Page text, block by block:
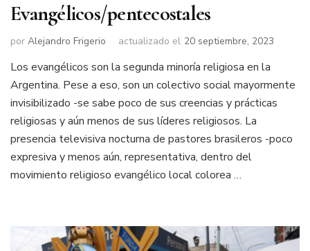
Evangélicos/pentecostales
por Alejandro Frigerio actualizado el 20 septiembre, 2023
Los evangélicos son la segunda minoría religiosa en la
Argentina. Pese a eso, son un colectivo social mayormente
invisibilizado -se sabe poco de sus creencias y prácticas
religiosas y aún menos de sus líderes religiosos. La
presencia televisiva nocturna de pastores brasileros -poco
expresiva y menos aún, representativa, dentro del
movimiento religioso evangélico local colorea …